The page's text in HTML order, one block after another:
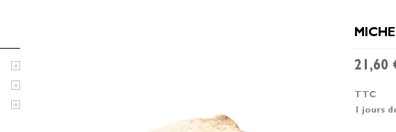



21,60
TTC
1 jours